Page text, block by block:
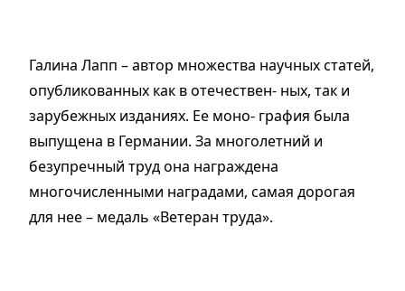
Галина Лапп – автор множества научных статей,
опубликованных как в отечествен- ных, так и
зарубежных изданиях. Ее моно- графия была
выпущена в Германии. За многолетний и
безупречный труд она награждена
многочисленными наградами, самая дорогая
для нее – медаль «Ветеран труда».